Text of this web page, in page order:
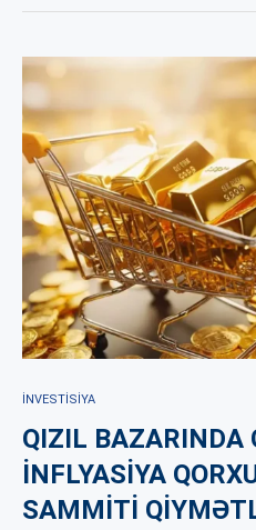
İNVESTISIYA
QIZIL BAZARINDA
İNFLYASİYA
SAMMİTİ